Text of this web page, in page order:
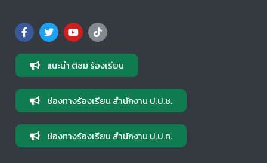
แนะนำ ติชม ร้องเรียน
ช่องทางร้องเรียน สำนักงาน ป.ป.ช.
ช่องทางร้องเรียน สำนักงาน ป.ป.ท.